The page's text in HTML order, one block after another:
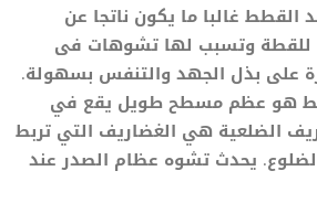
غالبا ما يكون ناتجا عن
للقطة وتسبب لها تشوهات فى
على بذل الجهد والتنفس بسهولة.
هو عظم مسطح طويل يقع في
الضلعية هي الغضاريف التي تربط
يحدث تشوه عظام الصدر عند